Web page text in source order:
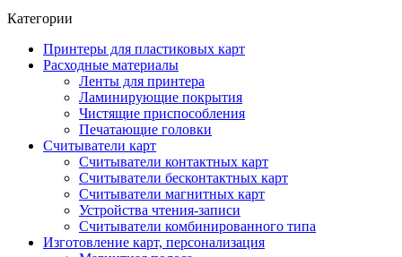
Категории
Принтеры для пластиковых карт
Расходные материалы
Ленты для принтера
Ламинирующие покрытия
Чистящие приспособления
Печатающие головки
Считыватели карт
Считыватели контактных карт
Считыватели бесконтактных карт
Считыватели магнитных карт
Устройства чтения-записи
Считыватели комбинированного типа
Изготовление карт, персонализация